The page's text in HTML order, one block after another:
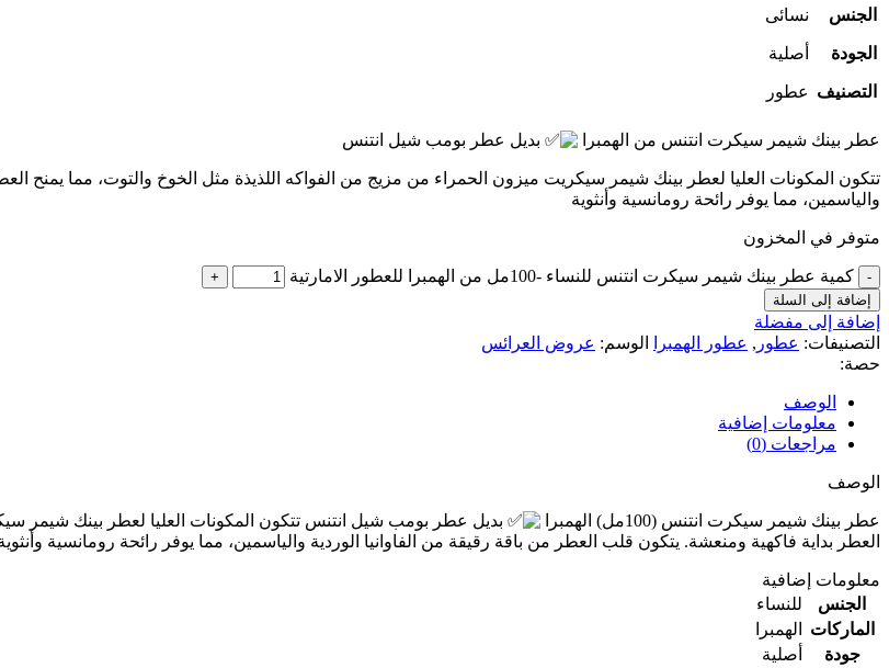
الجنس نسائى
الجودة أصلية
التصنيف عطور
عطر بينك شيمر سيكرت انتنس من الهمبرا بديل عطر بومب شيل انتنس
تتكون المكونات العليا لعطر بينك شيمر سيكريت ميزون الحمراء من مزيج من الفواكه اللذيذة مثل الخوخ والتوت، مما يمنح
والياسمين، مما يوفر رائحة رومانسية وأنثوية
متوفر في المخزون
كمية عطر بينك شيمر سيكرت انتنس للنساء -100مل من الهمبرا للعطور الامارتية
إضافة إلى السلة
إضافة إلى مفضلة
التصنيفات: عطور , عطور الهمبرا الوسم: عروض العرائس
حصة:
الوصف
معلومات إضافية
مراجعات (0)
الوصف
عطر بينك شيمر سيكرت انتنس (100مل) الهمبرا
بديل عطر بومب شيل انتنس تتكون المكونات العليا لعطر بينك شيمر
العطر بداية فاكهية ومنعشة. يتكون قلب العطر من باقة رقيقة من الفاوانيا الوردية والياسمين، مما يوفر رائحة رومانسية
معلومات إضافية
الجنس
للنساء
الماركات
الهمبرا
جودة
أصلية